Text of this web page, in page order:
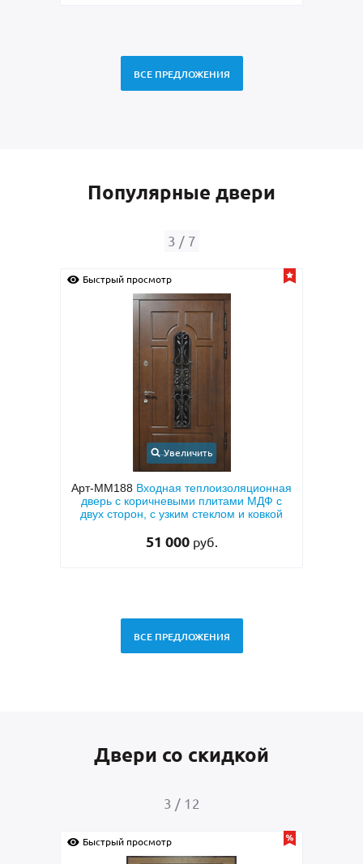
ВСЕ ПРЕДЛОЖЕНИЯ
Популярные двери
3 / 7
Быстрый просмотр
Увеличить
Арт-ММ188 Входная теплоизоляционная
дверь с коричневыми плитами МДФ с
двух сторон, с узким стеклом и ковкой
51 000 руб.
ВСЕ ПРЕДЛОЖЕНИЯ
Двери со скидкой
3 / 12
Быстрый просмотр